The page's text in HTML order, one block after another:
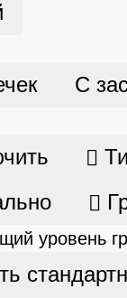
С
уровень